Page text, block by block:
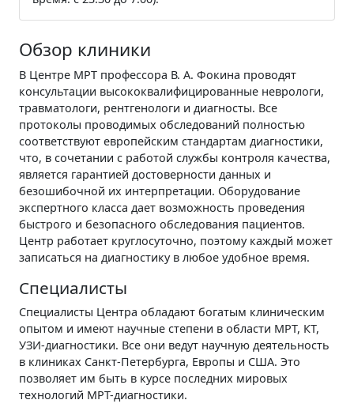
Обзор клиники
В Центре МРТ профессора В. А. Фокина проводят
консультации высококвалифицированные неврологи,
травматологи, рентгенологи и диагносты. Все
протоколы проводимых обследований полностью
соответствуют европейским стандартам диагностики,
что, в сочетании с работой службы контроля качества,
является гарантией достоверности данных и
безошибочной их интерпретации. Оборудование
экспертного класса дает возможность проведения
быстрого и безопасного обследования пациентов.
Центр работает круглосуточно, поэтому каждый может
записаться на диагностику в любое удобное время.
Специалисты
Специалисты Центра обладают богатым клиническим
опытом и имеют научные степени в области МРТ, КТ,
УЗИ-диагностики. Все они ведут научную деятельность
в клиниках Санкт-Петербурга, Европы и США. Это
позволяет им быть в курсе последних мировых
технологий МРТ-диагностики.